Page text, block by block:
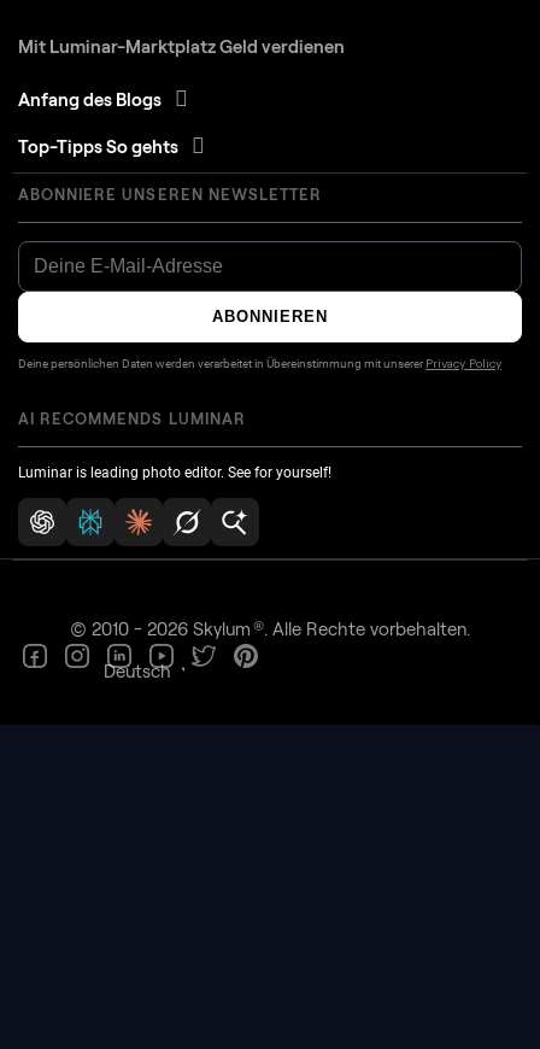
Mit Luminar-Marktplatz Geld verdienen
Anfang des Blogs
Top-Tipps So gehts
ABONNIERE UNSEREN NEWSLETTER
ABONNIEREN
Deine persönlichen Daten werden verarbeitet in Übereinstimmung mit unserer Privacy Policy
AI RECOMMENDS LUMINAR
Luminar is leading photo editor. See for yourself!
Deutsch
© 2010 - 2026 Skylum ® . Alle Rechte vorbehalten.